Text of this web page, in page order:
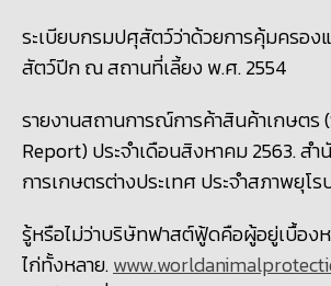
ระเบียบกรมปศุสัตว์ว่าด้วยการคุ้มครอ
สัตว์ปีก ณ สถานที่เลี้ยง พ.ศ. 2554
รายงานสถานการณ์การค้าสินค้าเกษตร (
Report) ประจำเดือนสิงหาคม 2563. ส
การเกษตรต่างประเทศ ประจำสภาพยุโร
รู้หรือไม่ว่าบริษัทฟาสต์ฟู้ดคือผู้อยู่เบื้อง
ไก่ทั้งหลาย.